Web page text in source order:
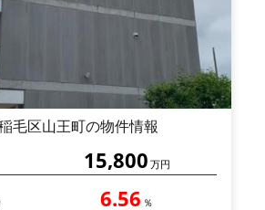
毛区山王町の物件情報
15,800 万円
6.56 ％